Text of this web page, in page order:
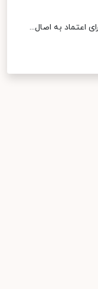
اعتماد به اصال...